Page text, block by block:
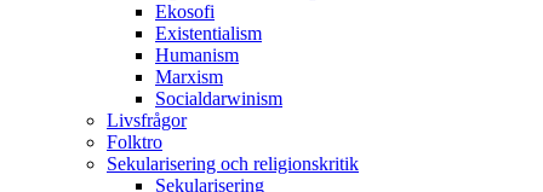
Ekosofi
Existentialism
Humanism
Marxism
Socialdarwinism
Livsfrågor
Folktro
Sekularisering och religionskritik
Sekularisering